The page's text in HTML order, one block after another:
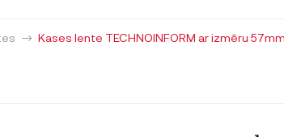
Kases lente TECHNOINFORM ar izmēru